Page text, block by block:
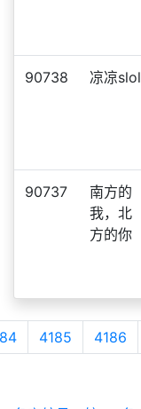
90738 凉凉slol
90737
南方的
我，北
方的你
4185 4186